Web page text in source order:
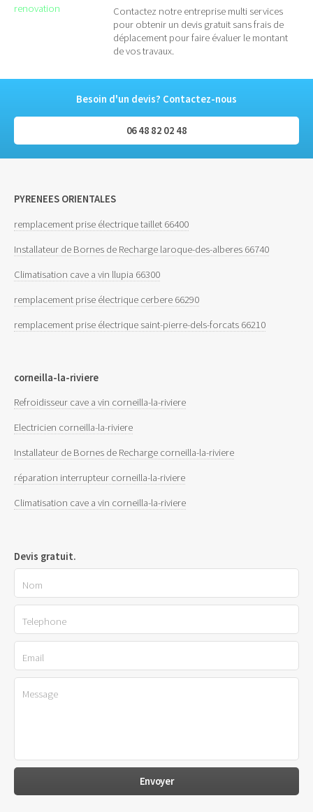
Contactez notre entreprise multi services
pour obtenir un devis gratuit sans frais de
déplacement pour faire évaluer le montant
de vos travaux.
Besoin d'un devis? Contactez-nous
06 48 82 02 48
PYRENEES ORIENTALES
remplacement prise électrique taillet 66400
Installateur de Bornes de Recharge laroque-des-alberes 66740
Climatisation cave a vin llupia 66300
remplacement prise électrique cerbere 66290
remplacement prise électrique saint-pierre-dels-forcats 66210
corneilla-la-riviere
Refroidisseur cave a vin corneilla-la-riviere
Electricien corneilla-la-riviere
Installateur de Bornes de Recharge corneilla-la-riviere
réparation interrupteur corneilla-la-riviere
Climatisation cave a vin corneilla-la-riviere
Devis gratuit.